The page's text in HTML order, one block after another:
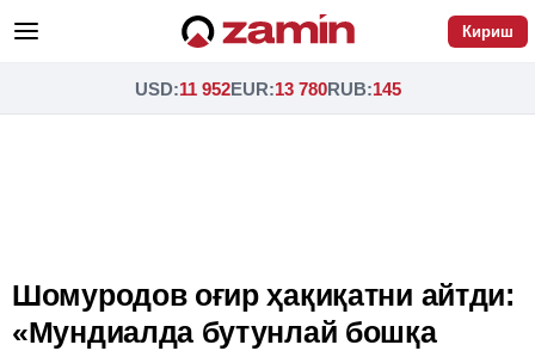
Кириш
USD:11 952EUR:13 780RUB:145
Шомуродов оғир ҳақиқатни айтди:
«Мундиалда бутунлай бошқа